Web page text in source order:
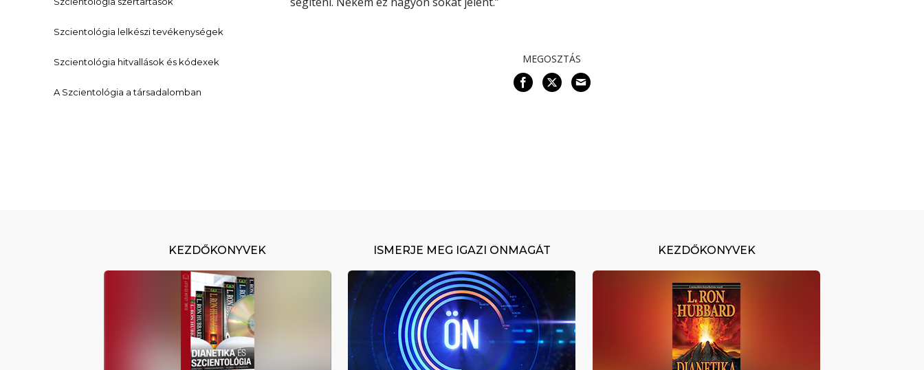
MEGOSZTÁS
Szcientológia lelkészi tevékenységek
Szcientológia hitvallások és kódexek
A Szcientológia a társadalomban
KEZDŐKÖNYVEK ISMERJE MEG IGAZI ÖNMAGÁT KEZDŐKÖNYVEK